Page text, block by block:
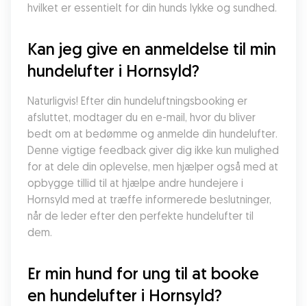
hvilket er essentielt for din hunds lykke og sundhed.
Kan jeg give en anmeldelse til min
hundelufter i Hornsyld?
Naturligvis! Efter din hundeluftningsbooking er
afsluttet, modtager du en e-mail, hvor du bliver
bedt om at bedømme og anmelde din hundelufter.
Denne vigtige feedback giver dig ikke kun mulighed
for at dele din oplevelse, men hjælper også med at
opbygge tillid til at hjælpe andre hundejere i
Hornsyld med at træffe informerede beslutninger,
når de leder efter den perfekte hundelufter til
dem.
Er min hund for ung til at booke
en hundelufter i Hornsyld?